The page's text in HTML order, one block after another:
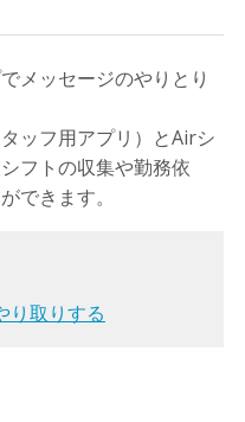
メッセージのやりとり
ッフ用アプリ）とAirシ
フトの収集や勤務依
できます。
り取りする